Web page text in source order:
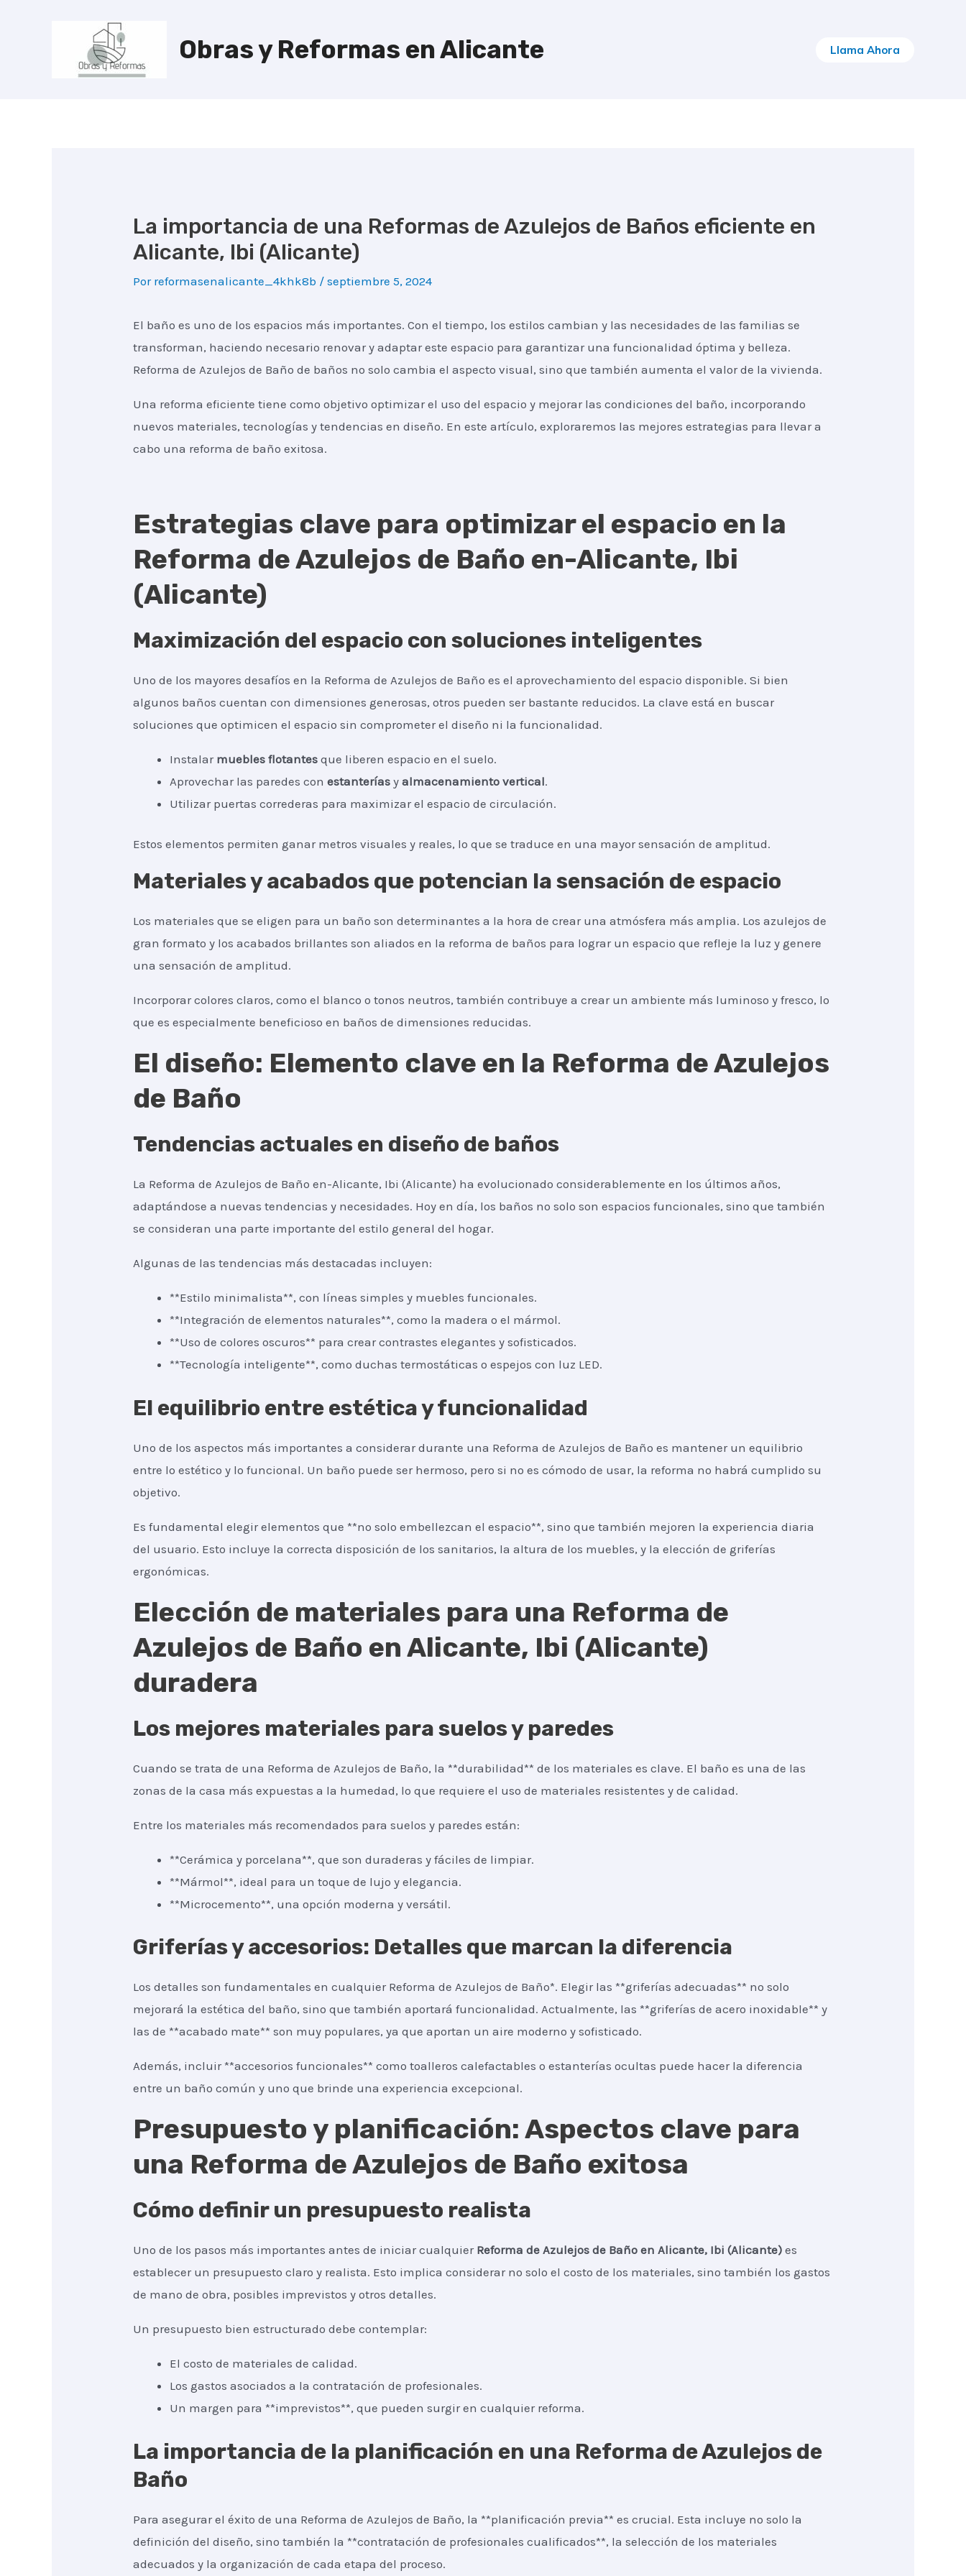
Obras y Reformas en Alicante Llama Ahora
La importancia de una Reformas de Azulejos de Baños eficiente en
Alicante, Ibi (Alicante)
Por reformasenalicante_4khk8b /septiembre 5, 2024
El baño es uno de los espacios más importantes. Con el tiempo, los estilos cambian y las necesidades de las familias se
transforman, haciendo necesario renovar y adaptar este espacio para garantizar una funcionalidad óptima y belleza.
Reforma de Azulejos de Baño de baños no solo cambia el aspecto visual, sino que también aumenta el valor de la vivienda.
Una reforma eficiente tiene como objetivo optimizar el uso del espacio y mejorar las condiciones del baño, incorporando
nuevos materiales, tecnologías y tendencias en diseño. En este artículo, exploraremos las mejores estrategias para llevar a
cabo una reforma de baño exitosa.
Estrategias clave para optimizar el espacio en la
Reforma de Azulejos de Baño en-Alicante, Ibi
(Alicante)
Maximización del espacio con soluciones inteligentes
Uno de los mayores desafíos en la Reforma de Azulejos de Baño es el aprovechamiento del espacio disponible. Si bien
algunos baños cuentan con dimensiones generosas, otros pueden ser bastante reducidos. La clave está en buscar
soluciones que optimicen el espacio sin comprometer el diseño ni la funcionalidad.
Instalar muebles flotantes que liberen espacio en el suelo.
Aprovechar las paredes conestanterías yalmacenamiento vertical.
Utilizar puertas correderas para maximizar el espacio de circulación.
Estos elementos permiten ganar metros visuales y reales, lo que se traduce en una mayor sensación de amplitud.
Materiales y acabados que potencian la sensación de espacio
Los materiales que se eligen para un baño son determinantes a la hora de crear una atmósfera más amplia. Los azulejos de
gran formato y los acabados brillantes son aliados en la reforma de baños para lograr un espacio que refleje la luz y genere
una sensación de amplitud.
Incorporar colores claros, como el blanco o tonos neutros, también contribuye a crear un ambiente más luminoso y fresco, lo
que es especialmente beneficioso en baños de dimensiones reducidas.
El diseño: Elemento clave en la Reforma de Azulejos
de Baño
Tendencias actuales en diseño de baños
La Reforma de Azulejos de Baño en-Alicante, Ibi (Alicante) ha evolucionado considerablemente en los últimos años,
adaptándose a nuevas tendencias y necesidades. Hoy en día, los baños no solo son espacios funcionales, sino que también
se consideran una parte importante del estilo general del hogar.
Algunas de las tendencias más destacadas incluyen:
**Estilo minimalista**, con líneas simples y muebles funcionales.
**Integración de elementos naturales**, como la madera o el mármol.
**Uso de colores oscuros** para crear contrastes elegantes y sofisticados.
**Tecnología inteligente**, como duchas termostáticas o espejos con luz LED.
El equilibrio entre estética y funcionalidad
Uno de los aspectos más importantes a considerar durante una Reforma de Azulejos de Baño es mantener un equilibrio
entre lo estético y lo funcional. Un baño puede ser hermoso, pero si no es cómodo de usar, la reforma no habrá cumplido su
objetivo.
Es fundamental elegir elementos que **no solo embellezcan el espacio**, sino que también mejoren la experiencia diaria
del usuario. Esto incluye la correcta disposición de los sanitarios, la altura de los muebles, y la elección de griferías
ergonómicas.
Elección de materiales para una Reforma de
Azulejos de Baño en Alicante, Ibi (Alicante)
duradera
Los mejores materiales para suelos y paredes
Cuando se trata de una Reforma de Azulejos de Baño, la **durabilidad** de los materiales es clave. El baño es una de las
zonas de la casa más expuestas a la humedad, lo que requiere el uso de materiales resistentes y de calidad.
Entre los materiales más recomendados para suelos y paredes están:
**Cerámica y porcelana**, que son duraderas y fáciles de limpiar.
**Mármol**, ideal para un toque de lujo y elegancia.
**Microcemento**, una opción moderna y versátil.
Griferías y accesorios: Detalles que marcan la diferencia
Los detalles son fundamentales en cualquier Reforma de Azulejos de Baño*. Elegir las **griferías adecuadas** no solo
mejorará la estética del baño, sino que también aportará funcionalidad. Actualmente, las **griferías de acero inoxidable** y
las de **acabado mate** son muy populares, ya que aportan un aire moderno y sofisticado.
Además, incluir **accesorios funcionales** como toalleros calefactables o estanterías ocultas puede hacer la diferencia
entre un baño común y uno que brinde una experiencia excepcional.
Presupuesto y planificación: Aspectos clave para
una Reforma de Azulejos de Baño exitosa
Cómo definir un presupuesto realista
Uno de los pasos más importantes antes de iniciar cualquier Reforma de Azulejos de Baño en Alicante, Ibi (Alicante)es
establecer un presupuesto claro y realista. Esto implica considerar no solo el costo de los materiales, sino también los gastos
de mano de obra, posibles imprevistos y otros detalles.
Un presupuesto bien estructurado debe contemplar:
El costo de materiales de calidad.
Los gastos asociados a la contratación de profesionales.
Un margen para **imprevistos**, que pueden surgir en cualquier reforma.
La importancia de la planificación en una Reforma de Azulejos de
Baño
Para asegurar el éxito de una Reforma de Azulejos de Baño, la **planificación previa** es crucial. Esta incluye no solo la
definición del diseño, sino también la **contratación de profesionales cualificados**, la selección de los materiales
adecuados y la organización de cada etapa del proceso.